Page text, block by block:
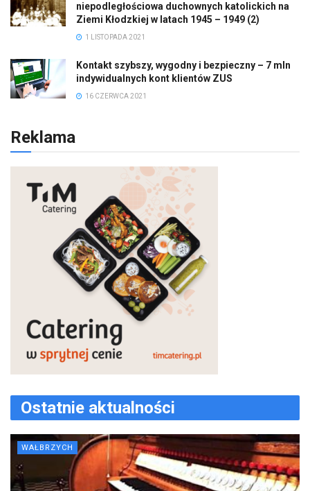
niepodległościowa duchownych katolickich na
Ziemi Kłodzkiej w latach 1945 – 1949 (2)
1 LISTOPADA 2021
Kontakt szybszy, wygodny i bezpieczny – 7 mln
indywidualnych kont klientów ZUS
16 CZERWCA 2021
Reklama
Ostatnie aktualności
WAŁBRZYCH